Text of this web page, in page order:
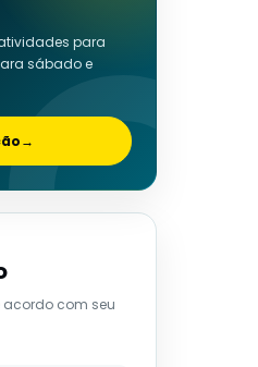
para
sábado e
→
com seu